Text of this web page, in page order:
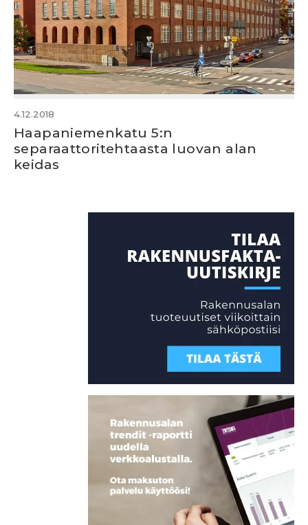
4.12.2018
Haapaniemenkatu 5:n
separaattoritehtaasta luovan alan
keidas